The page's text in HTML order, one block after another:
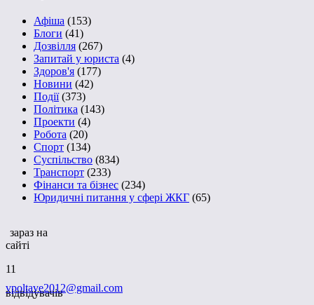
Афіша (153)
Блоги (41)
Дозвілля (267)
Запитай у юриста (4)
Здоров'я (177)
Новини (42)
Події(373)
Політика (143)
Проекти (4)
Робота (20)
Спорт (134)
Суспільство (834)
Транспорт (233)
Фінанси та бізнес (234)
Юридичні питання у сфері ЖКГ (65)
зараз на
сайті
11
відвідувачів
vpoltave2012@gmail.com